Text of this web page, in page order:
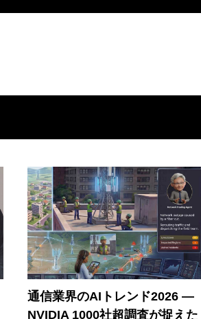
通信業界のAIトレンド2026 ―
NVIDIA 1000社超調査が捉えた